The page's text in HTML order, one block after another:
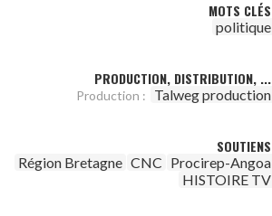
MOTS CLÉS
politique
PRODUCTION, DISTRIBUTION, ...
Production : Talweg production
SOUTIENS
Région Bretagne CNC Procirep-Angoa
HISTOIRE TV